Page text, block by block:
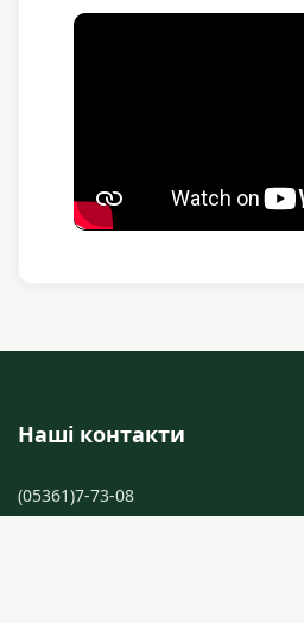
Наші контакти
(05361)7-73-08